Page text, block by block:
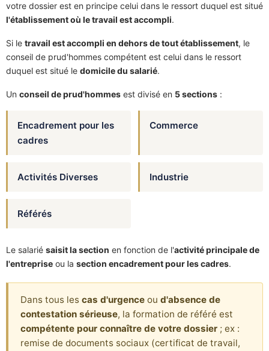
votre dossier est en principe celui dans le ressort duquel est situé
l'établissement où le travail est accompli.
Si le travail est accompli en dehors de tout établissement, le
conseil de prud'hommes compétent est celui dans le ressort
duquel est situé le domicile du salarié.
Un conseil de prud'hommes est divisé en 5 sections :
Encadrement pour les
cadres
Commerce
Activités Diverses Industrie
Référés
Le salarié saisit la section en fonction de l'activité principale de
l'entreprise ou la section encadrement pour les cadres.
Dans tous les cas d'urgence ou d'absence de
contestation sérieuse, la formation de référé est
compétente pour connaître de votre dossier ; ex :
remise de documents sociaux (certificat de travail,